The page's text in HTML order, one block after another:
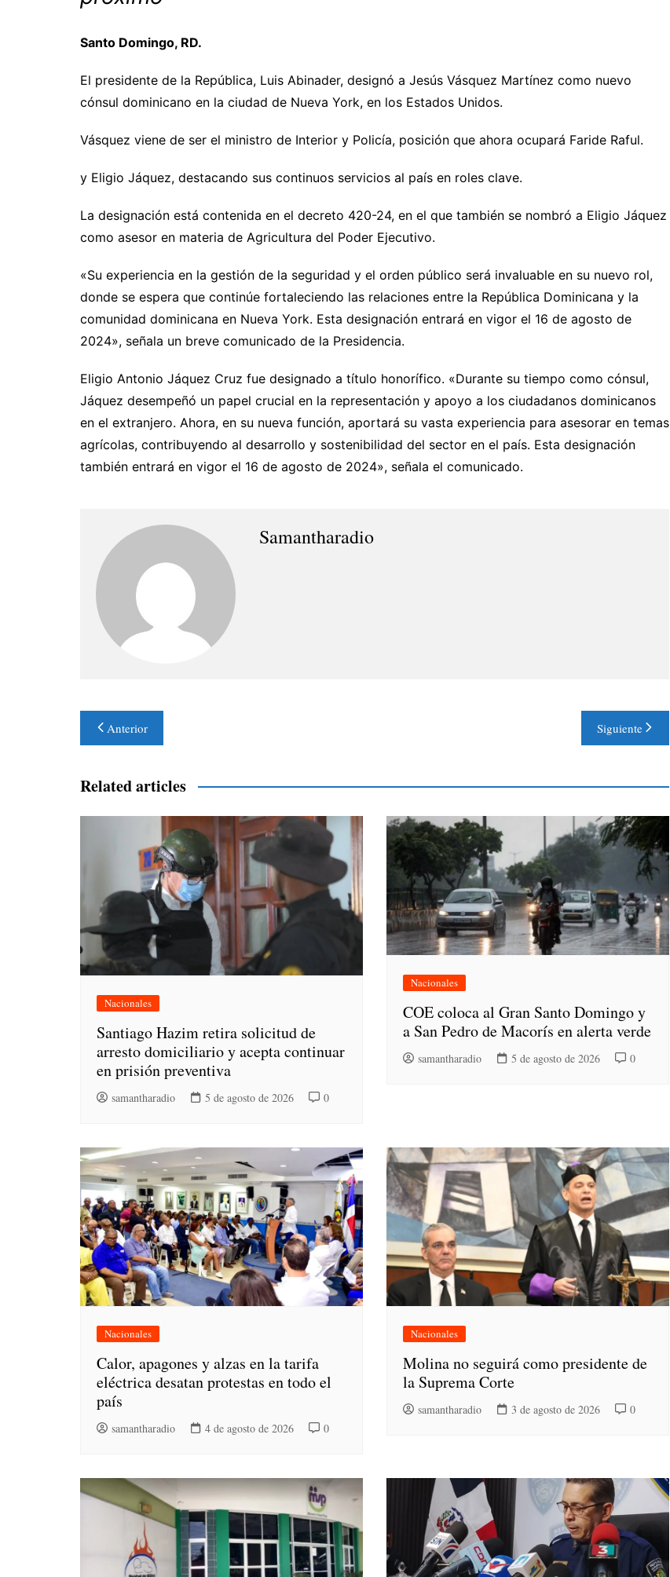
Santo Domingo, RD.
El presidente de la República, Luis Abinader, designó a Jesús Vásquez Martínez como nuevo
cónsul dominicano en la ciudad de Nueva York, en los Estados Unidos.
Vásquez viene de ser el ministro de Interior y Policía, posición que ahora ocupará Faride Raful.
y Eligio Jáquez, destacando sus continuos servicios al país en roles clave.
La designación está contenida en el decreto 420-24, en el que también se nombró a Eligio Jáquez
como asesor en materia de Agricultura del Poder Ejecutivo.
«Su experiencia en la gestión de la seguridad y el orden público será invaluable en su nuevo rol,
donde se espera que continúe fortaleciendo las relaciones entre la República Dominicana y la
comunidad dominicana en Nueva York. Esta designación entrará en vigor el 16 de agosto de
2024», señala un breve comunicado de la Presidencia.
Eligio Antonio Jáquez Cruz fue designado a título honorífico. «Durante su tiempo como cónsul,
Jáquez desempeñó un papel crucial en la representación y apoyo a los ciudadanos dominicanos
en el extranjero. Ahora, en su nueva función, aportará su vasta experiencia para asesorar en temas
agrícolas, contribuyendo al desarrollo y sostenibilidad del sector en el país. Esta designación
también entrará en vigor el 16 de agosto de 2024», señala el comunicado.
Samantharadio
Navegación
de
entradas
Anterior Siguiente
Related articles
Nacionales
Santiago Hazim retira solicitud de
arresto domiciliario y acepta continuar
en prisión preventiva
samantharadio 5 de agosto de 2026 0
Nacionales
COE coloca al Gran Santo Domingo y
a San Pedro de Macorís en alerta verde
samantharadio 5 de agosto de 2026 0
Nacionales
Calor, apagones y alzas en la tarifa
eléctrica desatan protestas en todo el
país
samantharadio 4 de agosto de 2026 0
Nacionales
Molina no seguirá como presidente de
la Suprema Corte
samantharadio 3 de agosto de 2026 0